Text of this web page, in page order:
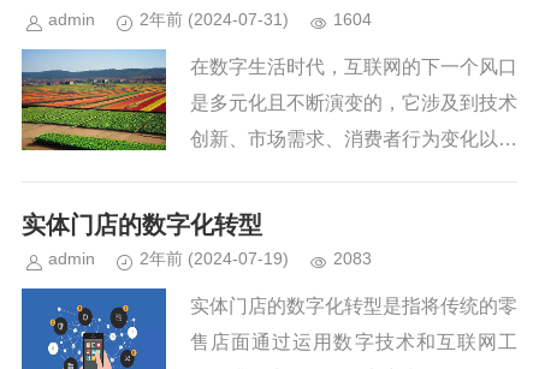
admin 2年前 (2024-07-31) 1604
在数字生活时代，互联网的下一个风口
是多元化且不断演变的，它涉及到技术
创新、市场需求、消费者行为变化以及
些可能成为互联网下一个风口的领域：
实体门店的数字化转型
admin 2年前 (2024-07-19) 2083
实体门店的数字化转型是指将传统的零
售店面通过运用数字技术和互联网工